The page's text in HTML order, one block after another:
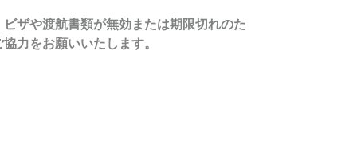
ザや渡航書類が無効または期限切れのた
力をお願いいたします。